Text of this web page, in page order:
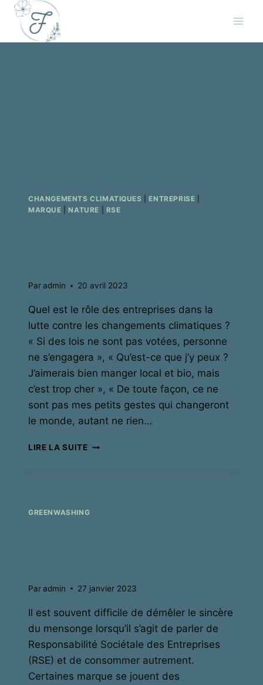
Skip
content
CHANGEMENTS CLIMATIQUES ENTREPRISE
MARQUE
NATURE RSE
Paradmin 20 avril 2023
Quel est le rôle des entreprises dans la
lutte contre les changements climatiques ?
« Si des lois ne sont pas votées, personne
ne s’engagera », « Qu’est-ce que j’y peux ?
J’aimerais bien manger local et bio, mais
c’est trop cher », « De toute façon, ce ne
sont pas mes petits gestes qui changeront
le monde, autant ne rien…
LIRE LA SUITEENTREPRISE,
GREENWASHING
Paradmin 27 janvier 2023
Il est souvent difficile de démêler le sincère
du mensonge lorsqu’il s’agit de parler de
Responsabilité Sociétale des Entreprises
(RSE) et de consommer autrement.
Certaines marque se jouent des